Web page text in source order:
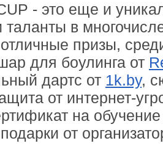
- это еще и
в
призы,
для боулинга от
дартс от 1k.by,
от интернет-
на
от